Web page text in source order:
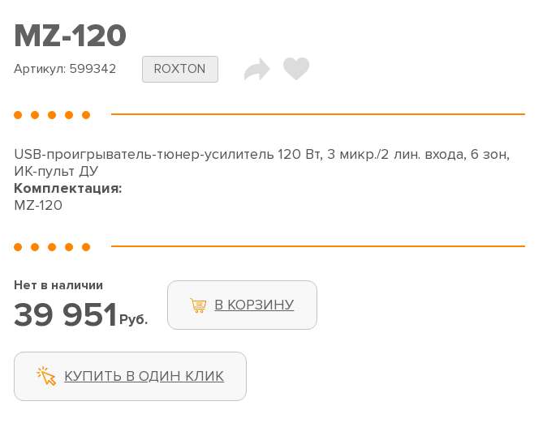
MZ-120
Артикул: 599342 ROXTON
USB-проигрыватель-тюнер-усилитель 120 Вт, 3 микр./2 лин. входа, 6 зон,
ИК-пульт ДУ
Комплектация:
MZ-120
Нет в наличии
39 951 Руб.
В КОРЗИНУ
КУПИТЬ В ОДИН КЛИК